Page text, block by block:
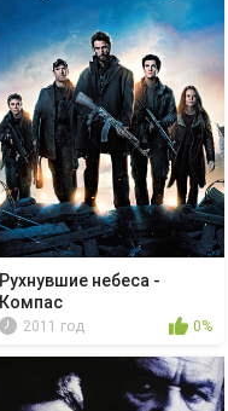
Рухнувшие небеса -
Компас
2011 год 0%